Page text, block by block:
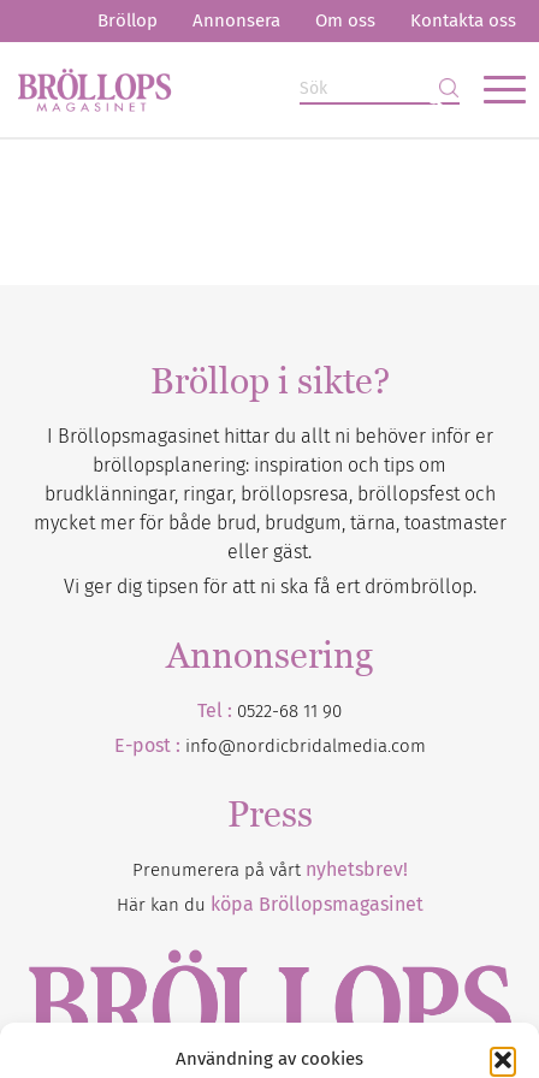
Användning av cookies
Bröllop Annonsera Om oss Kontakta oss
Bröllop i sikte?
I Bröllopsmagasinet hittar du allt ni behöver inför er
bröllopsplanering: inspiration och tips om
brudklänningar, ringar, bröllopsresa, bröllopsfest och
mycket mer för både brud, brudgum, tärna, toastmaster
eller gäst.
Vi ger dig tipsen för att ni ska få ert drömbröllop.
Annonsering
Tel : 0522-68 11 90
E-post : info@nordicbridalmedia.com
Press
Prenumerera på vårt nyhetsbrev!
Här kan du köpa Bröllopsmagasinet